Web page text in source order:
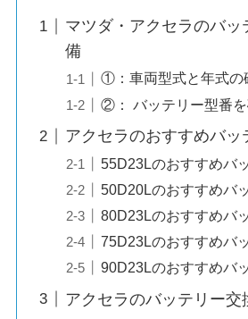
マツダ・アクセラのバッ
備
①：車両型式と年式の
②： バッテリー型番
アクセラのおすすめバッ
55D23Lのおすすめバ
50D20Lのおすすめバ
80D23Lのおすすめバ
75D23Lのおすすめバ
90D23Lのおすすめバ
アクセラのバッテリー交